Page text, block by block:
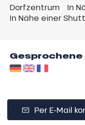
Dorfzentrum
In
In Nähe einer
Per E-Mail